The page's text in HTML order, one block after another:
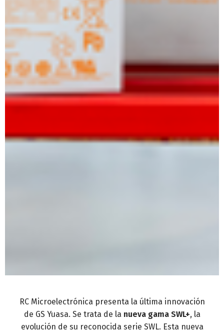
RC Microelectrónica presenta la última innovación
de GS Yuasa. Se trata de la nueva gama SWL+, la
evolución de su reconocida serie SWL. Esta nueva